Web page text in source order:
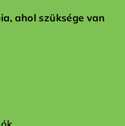
ahol szüksége van